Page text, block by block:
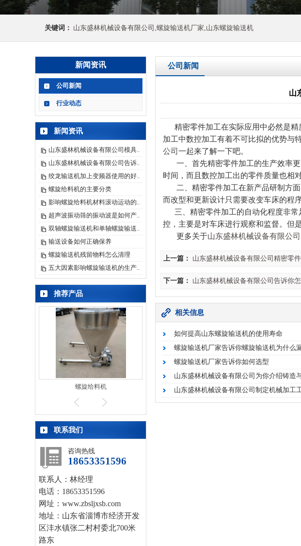
关键词： 山东盛林机械设备有限公司,螺旋输送机厂家,山东螺旋输送机
新闻资讯
公司新闻
行业动态
新闻资讯
山东盛林机械设备有限公司模具..
山东盛林机械设备有限公司告诉..
绞龙输送机加上变频器使用的好..
螺旋给料机的主要分类
影响螺旋给料机材料滚动运动的..
超声波振动筛的振动波是如何产..
双轴螺旋输送机和单轴螺旋输送..
输送设备如何正确保养
螺旋输送机残留物料怎么清理
五大因素影响螺旋输送机的生产..
推荐产品
螺旋给料机 模具制造 螺旋
联系我们
咨询热线
18653351596
联系人：林经理
电话：18653351596
网址：www.zbsljxsb.com
地址：山东省淄博市经济开发
区沣水镇张二村村委北700米
路东
公司新闻
山
精密零件加工在实际应用中必然是精
加工中数控加工有着不可比拟的优势与
公司 一起来了解一下吧。
一、首先精密零件加工的生产效率更
时间，而且数控加工出的零件质量也相
二、精密零件加工在新产品研制方面
而改型和更新设计只需要改变车床的程
三、精密零件加工的自动化程度非常
控，主要是对车床进行观察和监督。但
更多关于山东盛林机械设备有限公司
上一篇： 山东盛林机械设备有限公司精密零
下一篇： 山东盛林机械设备有限公司告诉你
相关信息
如何提高山东螺旋输送机的使用寿命
螺旋输送机厂家告诉你螺旋输送机为什么
螺旋输送机厂家告诉你如何选型
山东盛林机械设备有限公司为你介绍铸造
山东盛林机械设备有限公司制定机械加工